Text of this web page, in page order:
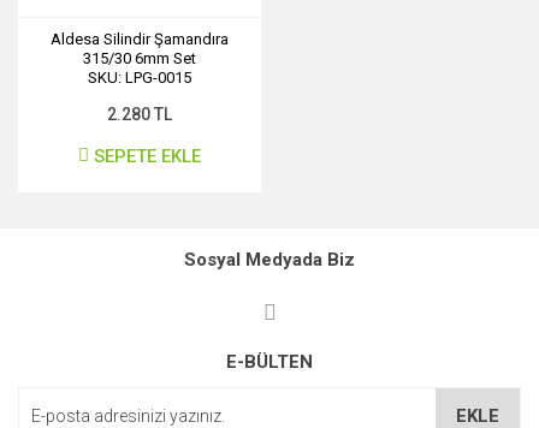
Aldesa Silindir Şamandıra
315/30 6mm Set
SKU: LPG-0015
2.280 TL
SEPETE EKLE
Sosyal Medyada Biz
E-BÜLTEN
EKLE